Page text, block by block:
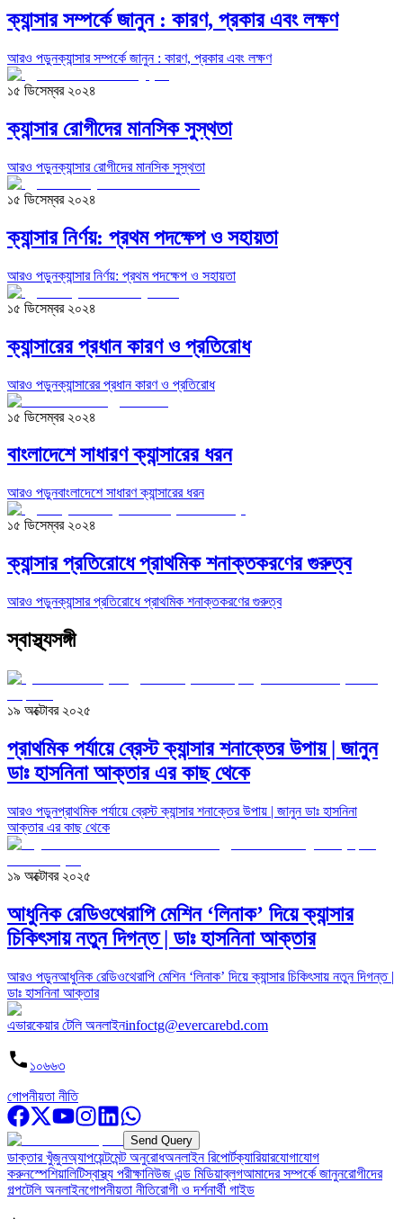
ক্যান্সার সম্পর্কে জানুন : কারণ, প্রকার এবং লক্ষণ
আরও পড়ুনক্যান্সার সম্পর্কে জানুন : কারণ, প্রকার এবং লক্ষণ
১৫ ডিসেম্বর ২০২৪
ক্যান্সার রোগীদের মানসিক সুস্থতা
আরও পড়ুনক্যান্সার রোগীদের মানসিক সুস্থতা
১৫ ডিসেম্বর ২০২৪
ক্যান্সার নির্ণয়: প্রথম পদক্ষেপ ও সহায়তা
আরও পড়ুনক্যান্সার নির্ণয়: প্রথম পদক্ষেপ ও সহায়তা
১৫ ডিসেম্বর ২০২৪
ক্যান্সারের প্রধান কারণ ও প্রতিরোধ
আরও পড়ুনক্যান্সারের প্রধান কারণ ও প্রতিরোধ
১৫ ডিসেম্বর ২০২৪
বাংলাদেশে সাধারণ ক্যান্সারের ধরন
আরও পড়ুনবাংলাদেশে সাধারণ ক্যান্সারের ধরন
১৫ ডিসেম্বর ২০২৪
ক্যান্সার প্রতিরোধে প্রাথমিক শনাক্তকরণের গুরুত্ব
আরও পড়ুনক্যান্সার প্রতিরোধে প্রাথমিক শনাক্তকরণের গুরুত্ব
স্বাস্থ্যসঙ্গী
১৯ অক্টোবর ২০২৫
প্রাথমিক পর্যায়ে ব্রেস্ট ক্যান্সার শনাক্তের উপায় | জানুন
ডাঃ হাসনিনা আক্তার এর কাছ থেকে
আরও পড়ুনপ্রাথমিক পর্যায়ে ব্রেস্ট ক্যান্সার শনাক্তের উপায় | জানুন ডাঃ হাসনিনা
আক্তার এর কাছ থেকে
১৯ অক্টোবর ২০২৫
আধুনিক রেডিওথেরাপি মেশিন ‘লিনাক’ দিয়ে ক্যান্সার
চিকিৎসায় নতুন দিগন্ত | ডাঃ হাসনিনা আক্তার
আরও পড়ুনআধুনিক রেডিওথেরাপি মেশিন ‘লিনাক’ দিয়ে ক্যান্সার চিকিৎসায় নতুন দিগন্ত |
ডাঃ হাসনিনা আক্তার
এভারকেয়ার টেলি অনলাইনinfoctg@evercarebd.com
১০৬৬৩
গোপনীয়তা নীতি
Send Query
ডাক্তার খুঁজুনঅ্যাপয়েন্টমেন্ট অনুরোধঅনলাইন রিপোর্টক্যারিয়ারযোগাযোগ
করুনস্পেশিয়ালিটিস্বাস্থ্য পরীক্ষানিউজ এন্ড মিডিয়াব্লগআমাদের সম্পর্কে জানুনরোগীদের
গল্পটেলি অনলাইনগোপনীয়তা নীতিরোগী ও দর্শনার্থী গাইড